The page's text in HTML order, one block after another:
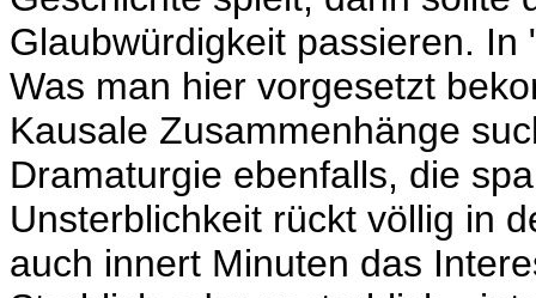
Glaubwürdigkeit passieren.
Was man hier vorgesetzt
Kausale Zusammenhänge
Dramaturgie ebenfalls, die
Unsterblichkeit rückt völlig in
auch innert Minuten das